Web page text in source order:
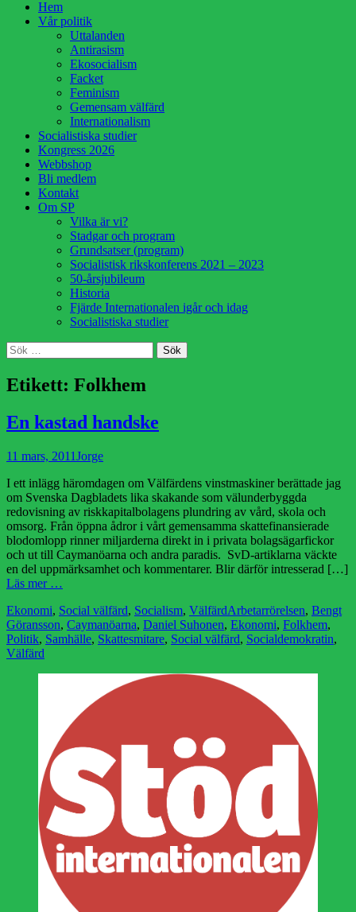
HoppaHem
Vår politik
Uttalanden
Antirasism
Ekosocialism
Facket
Feminism
Gemensam välfärd
Internationalism
Socialistiska studier
Kongress 2026
Webbshop
Bli medlem
Kontakt
Om SP
Vilka är vi?
Stadgar och program
Grundsatser (program)
Socialistisk rikskonferens 2021 – 2023
50-årsjubileum
Historia
Fjärde Internationalen igår och idag
Socialistiska studier
Sök
Sök
efter:
Etikett: Folkhem
En kastad handske
Publicerad
11 mars, 2011 Författare
Jorge
I ett inlägg häromdagen om Välfärdens vinstmaskiner berättade jag
om Svenska Dagbladets lika skakande som välunderbyggda
redovisning av riskkapitalbolagens plundring av vård, skola och
omsorg. Från öppna ådror i vårt gemensamma skattefinansierade
blodomlopp rinner miljarderna direkt in i privata bolagsägarfickor
och ut till Caymanöarna och andra paradis. SvD-artiklarna väckte
en del uppmärksamhet och kommentarer. Blir därför intresserad […]
Läs mer …
Kategorier
Ekonomi, Social välfärd, Socialism, VälfärdEtiketter
Arbetarrörelsen, Bengt
Göransson, Caymanöarna, Daniel Suhonen, Ekonomi, Folkhem,
Politik, Samhälle, Skattesmitare, Social välfärd, Socialdemokratin,
Välfärd